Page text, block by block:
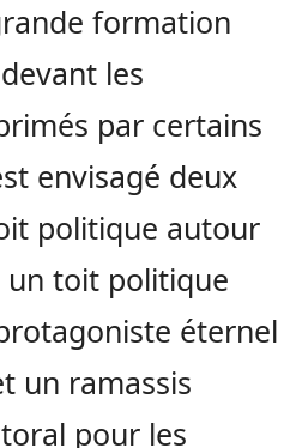
formation
les
par certains
envisagé deux
politique autour
un toit politique
éternel
un ramassis
pour les